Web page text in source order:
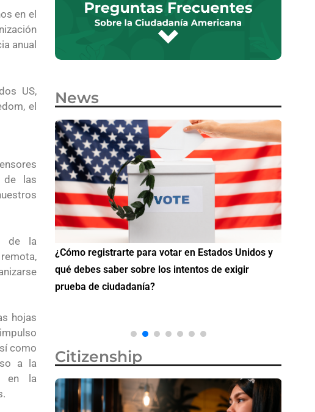
en el
anual
US,
el
de las
de la
hojas
como
a la
en la
News
¿Cómo registrarte para votar en Estados Unidos y
qué debes saber sobre los intentos de exigir
prueba de ciudadanía?
Citizenship